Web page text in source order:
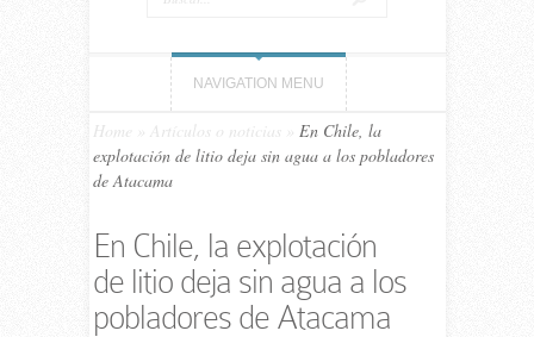
NAVIGATION MENU
Home Artículos o noticias
En Chile, la
explotación de litio deja sin agua a los pobladores
de Atacama
En Chile, la explotación
de litio deja sin agua a los
pobladores de Atacama